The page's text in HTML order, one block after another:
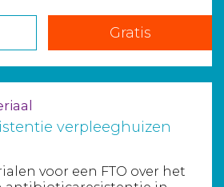
Gratis
verpleeghuizen
voor een FTO over het